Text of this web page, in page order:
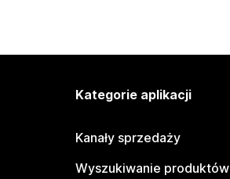
Kategorie aplikacji
Kanały sprzedaży
Wyszukiwanie produktów